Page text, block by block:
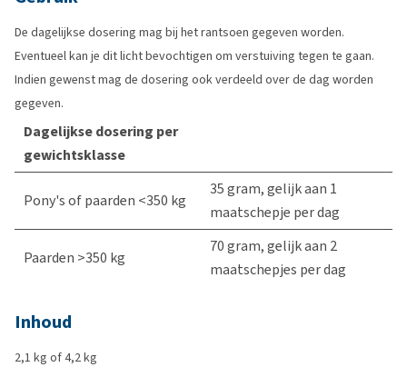
De dagelijkse dosering mag bij het rantsoen gegeven worden.
Eventueel kan je dit licht bevochtigen om verstuiving tegen te gaan.
Indien gewenst mag de dosering ook verdeeld over de dag worden
gegeven.
Dagelijkse dosering per
gewichtsklasse
Pony's of paarden <350 kg
35 gram, gelijk aan 1
maatschepje per dag
Paarden >350 kg
70 gram, gelijk aan 2
maatschepjes per dag
Inhoud
2,1 kg of 4,2 kg